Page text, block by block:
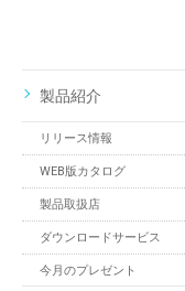
製品紹介
リリース情報
WEB版カタログ
製品取扱店
ダウンロードサービス
今月のプレゼント